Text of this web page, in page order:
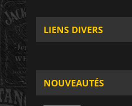
LIENS DIVERS
NOUVEAUTÉS